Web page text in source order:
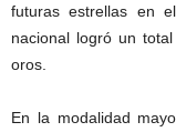
futuras estrellas en
nacional logró un
oros.
En la modalidad